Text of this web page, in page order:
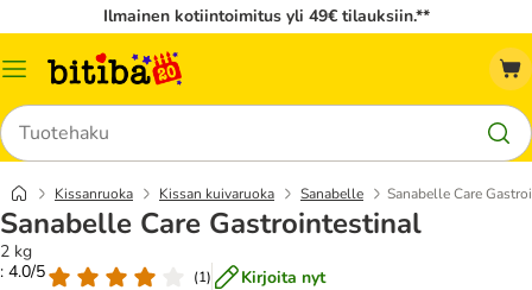
Ilmainen kotiintoimitus yli 49€ tilauksiin.**
Katalogivalikko
Hae
Kissanruoka Kissan kuivaruoka Sanabelle Sanabelle Care
Sanabelle Care Gastrointestinal
2 kg
: 4.0/5
(1) Kirjoita nyt